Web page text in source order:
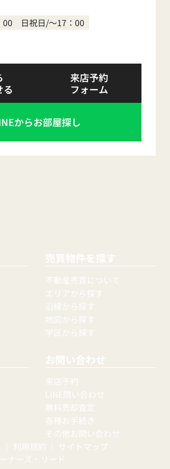
00 日祝日/～17：00
る
来店予約
フォーム
からお部屋探し
売買物件を探す
不動産売買について
エリアから探す
沿線から探す
地図から探す
学区から探す
お問い合わせ
来店予約
LINE問い合わせ
無料売却査定
各種お手続き
その他お問い合わせ
利用規約
サイトマップ
ナーズ・リード